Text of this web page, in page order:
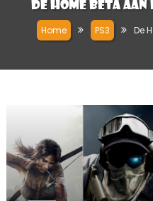
De Home beta
Home PS3 De